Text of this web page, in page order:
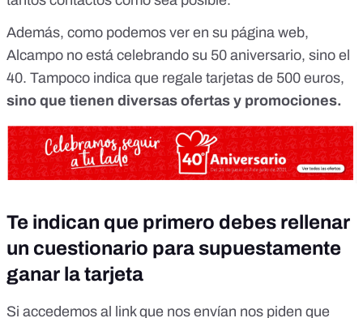
Además, como podemos ver en su página web,
Alcampo no está celebrando su 50 aniversario, sino el
40. Tampoco indica que regale tarjetas de 500 euros,
sino que tienen diversas ofertas y promociones.
Te indican que primero debes rellenar
un cuestionario para supuestamente
ganar la tarjeta
Si accedemos al link que nos envían nos piden que